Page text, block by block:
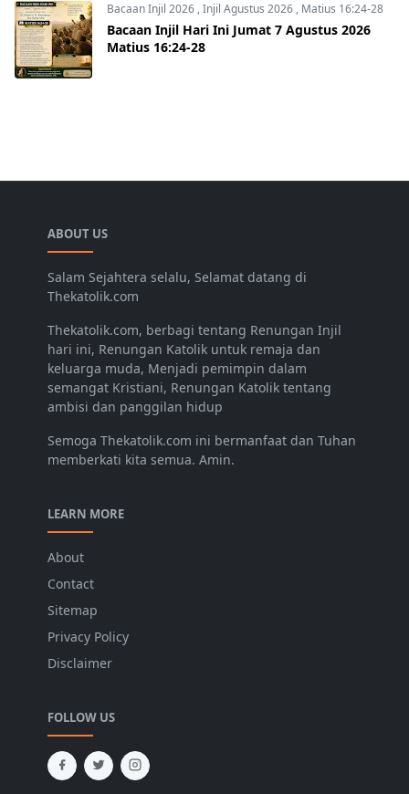
Bacaan Injil 2026 ,Injil Agustus 2026 , Matius 16:24-28
Bacaan Injil Hari Ini Jumat 7 Agustus 2026
Matius 16:24-28
ABOUT US
Salam Sejahtera selalu, Selamat datang di
Thekatolik.com
Thekatolik.com, berbagi tentang Renungan Injil
hari ini, Renungan Katolik untuk remaja dan
keluarga muda, Menjadi pemimpin dalam
semangat Kristiani, Renungan Katolik tentang
ambisi dan panggilan hidup
Semoga Thekatolik.com ini bermanfaat dan Tuhan
memberkati kita semua. Amin.
LEARN MORE
About
Contact
Sitemap
Privacy Policy
Disclaimer
FOLLOW US